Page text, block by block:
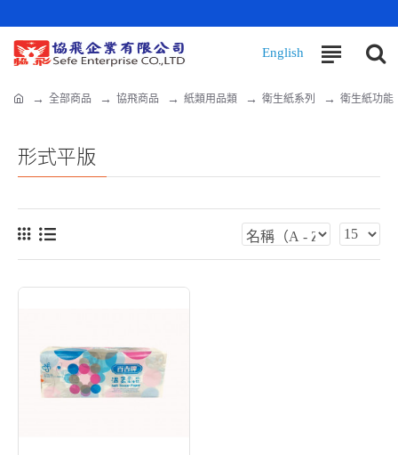
全部商品 協飛商品 紙類用品類 衛生紙系列 衛生紙功能
形式平版